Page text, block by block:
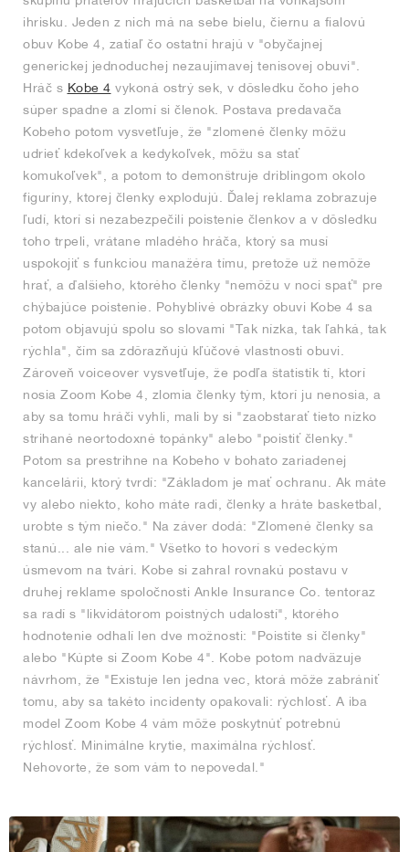
ihrisku. Jeden z nich má na sebe bielu, čiernu a fialovú
obuv Kobe 4, zatiaľ čo ostatní hrajú v "obyčajnej
generickej jednoduchej nezaujímavej tenisovej obuvi".
Hráč s Kobe 4 vykoná ostrý sek, v dôsledku čoho jeho
súper spadne a zlomí si členok. Postava predavača
Kobeho potom vysvetľuje, že "zlomené členky môžu
udrieť kdekoľvek a kedykoľvek, môžu sa stať
komukoľvek", a potom to demonštruje driblingom okolo
figuríny, ktorej členky explodujú. Ďalej reklama zobrazuje
ľudí, ktorí si nezabezpečili poistenie členkov a v dôsledku
toho trpeli, vrátane mladého hráča, ktorý sa musí
uspokojiť s funkciou manažéra tímu, pretože už nemôže
hrať, a ďalšieho, ktorého členky "nemôžu v noci spať" pre
chýbajúce poistenie. Pohyblivé obrázky obuvi Kobe 4 sa
potom objavujú spolu so slovami "Tak nízka, tak ľahká, tak
rýchla", čím sa zdôrazňujú kľúčové vlastnosti obuvi.
Zároveň voiceover vysvetľuje, že podľa štatistík tí, ktorí
nosia Zoom Kobe 4, zlomia členky tým, ktorí ju nenosia, a
aby sa tomu hráči vyhli, mali by si "zaobstarať tieto nízko
strihané neortodoxné topánky" alebo "poistiť členky."
Potom sa prestrihne na Kobeho v bohato zariadenej
kancelárii, ktorý tvrdí: "Základom je mať ochranu. Ak máte
vy alebo niekto, koho máte radi, členky a hráte basketbal,
urobte s tým niečo." Na záver dodá: "Zlomené členky sa
stanú... ale nie vám." Všetko to hovorí s vedeckým
úsmevom na tvári. Kobe si zahral rovnakú postavu v
druhej reklame spoločnosti Ankle Insurance Co. tentoraz
sa radí s "likvidátorom poistných udalostí", ktorého
hodnotenie odhalí len dve možnosti: "Poistite si členky"
alebo "Kúpte si Zoom Kobe 4". Kobe potom nadväzuje
návrhom, že "Existuje len jedna vec, ktorá môže zabrániť
tomu, aby sa takéto incidenty opakovali: rýchlosť. A iba
model Zoom Kobe 4 vám môže poskytnúť potrebnú
rýchlosť. Minimálne krytie, maximálna rýchlosť.
Nehovorte, že som vám to nepovedal."